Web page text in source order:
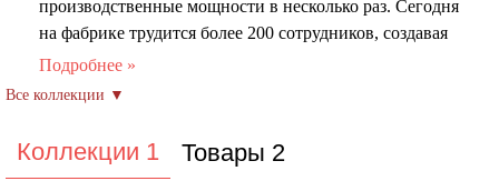
производственные мощности в несколько раз. Сегодня
на фабрике трудится более 200 сотрудников, создавая
продукцию, которая сочетает в себе качество,
дизайне, но при этом выработала собственный
узнаваемый стиль. Настенная и напольная
Коллекции 1 Товары 2